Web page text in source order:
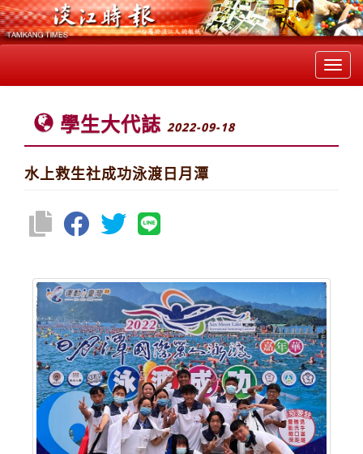
學生大代誌 2022-09-18
水上救生社成功泳渡日月潭